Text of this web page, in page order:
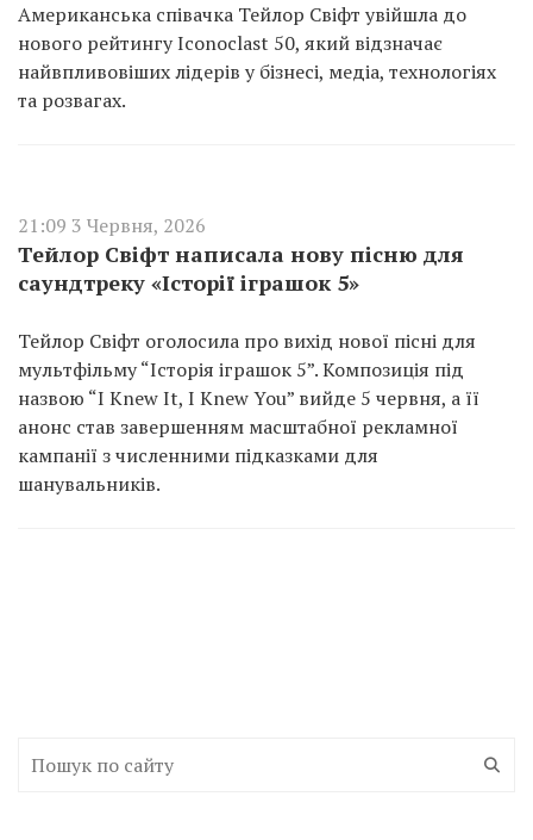
Американська співачка Тейлор Свіфт увійшла до
нового рейтингу Iconoclast 50, який відзначає
найвпливовіших лідерів у бізнесі, медіа, технологіях
та розвагах.
21:09 3 Червня, 2026
Тейлор Свіфт написала нову пісню для
саундтреку «Історії іграшок 5»
Тейлор Свіфт оголосила про вихід нової пісні для
мультфільму “Історія іграшок 5”. Композиція під
назвою “I Knew It, I Knew You” вийде 5 червня, а її
анонс став завершенням масштабної рекламної
кампанії з численними підказками для
шанувальників.